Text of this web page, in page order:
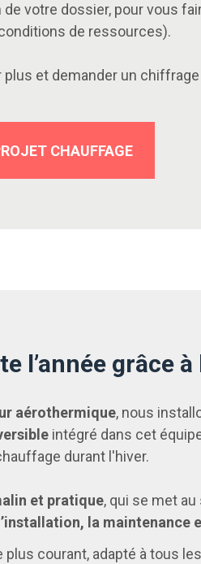
de votre dossier, pour vous
de ressources).
et demander un
CHAUFFAGE
l’année grâce
aérothermique, nous
intégré dans cet
durant l'hiver.
et pratique, qui se met
l’installation, la maintenance
plus courant, adapté à tous